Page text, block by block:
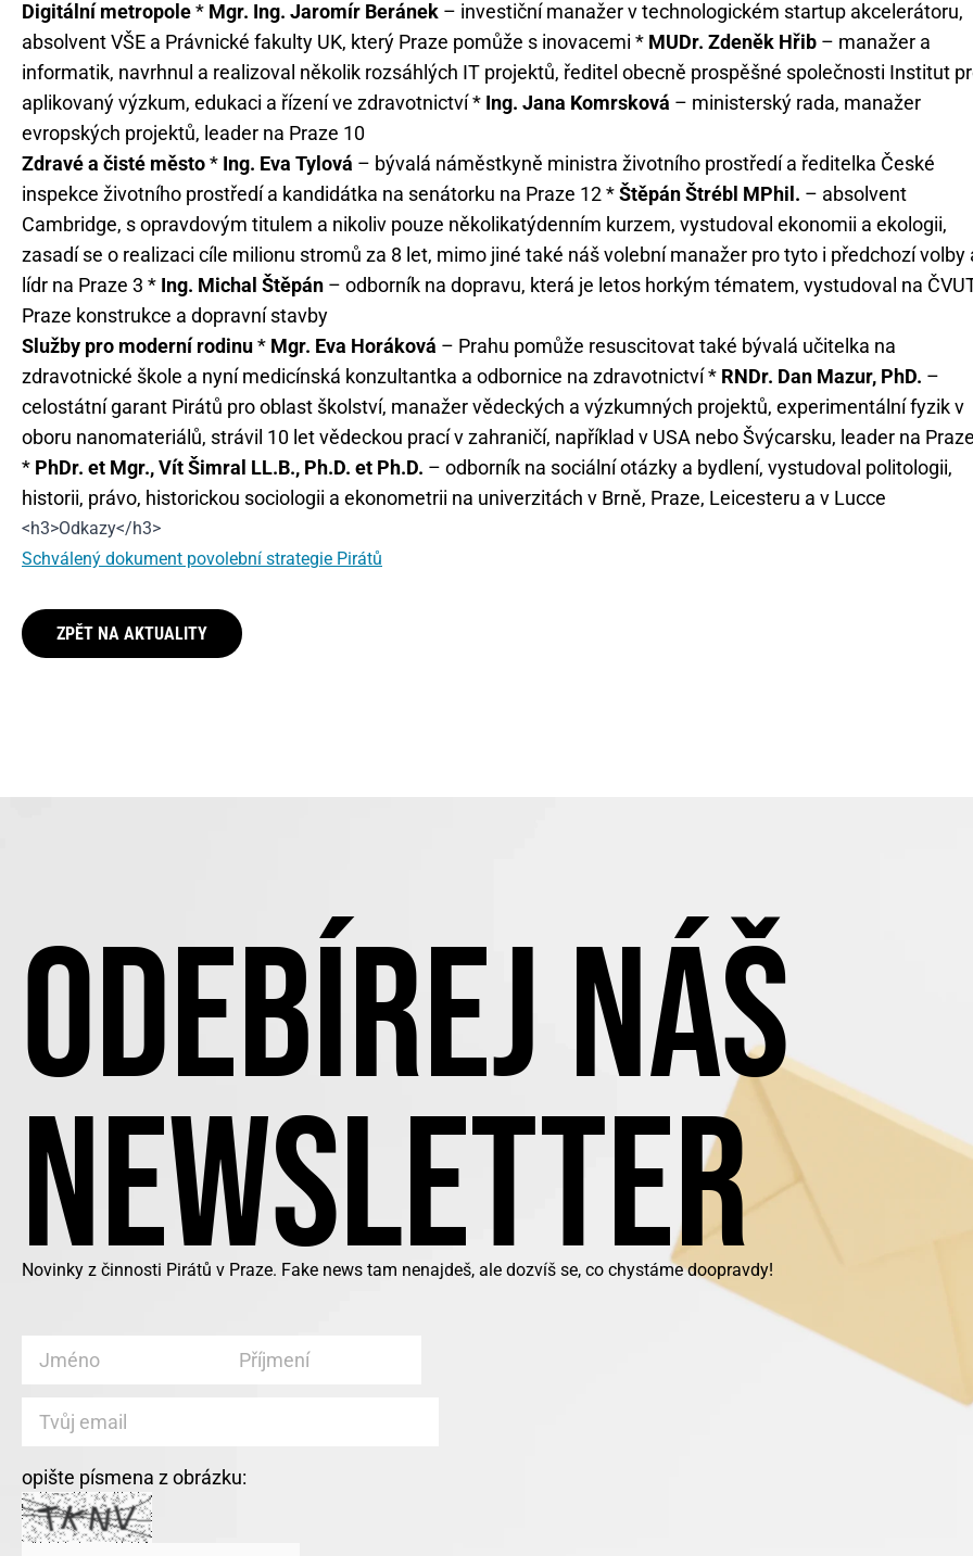
Digitální metropole* Mgr. Ing. Jaromír Beránek – investiční manažer v technologickém startup akcelerátoru,
absolvent VŠE a Právnické fakulty UK, který Praze pomůže s inovacemi * MUDr. Zdeněk Hřib – manažer a
informatik, navrhnul a realizoval několik rozsáhlých IT projektů, ředitel obecně prospěšné společnosti Institut
aplikovaný výzkum, edukaci a řízení ve zdravotnictví * Ing. Jana Komrsková – ministerský rada, manažer
evropských projektů, leader na Praze 10
Zdravé a čisté město* Ing. Eva Tylová – bývalá náměstkyně ministra životního prostředí a ředitelka České
inspekce životního prostředí a kandidátka na senátorku na Praze 12 *Štěpán Štrébl MPhil. – absolvent
Cambridge, s opravdovým titulem a nikoliv pouze několikatýdenním kurzem, vystudoval ekonomii a ekologii,
zasadí se o realizaci cíle milionu stromů za 8 let, mimo jiné také náš volební manažer pro tyto i předchozí volby
lídr na Praze 3 * Ing. Michal Štěpán – odborník na dopravu, která je letos horkým tématem, vystudoval na
Praze konstrukce a dopravní stavby
Služby pro moderní rodinu* Mgr. Eva Horáková – Prahu pomůže resuscitovat také bývalá učitelka na
zdravotnické škole a nyní medicínská konzultantka a odbornice na zdravotnictví * RNDr. Dan Mazur, PhD. –
celostátní garant Pirátů pro oblast školství, manažer vědeckých a výzkumných projektů, experimentální fyzik v
oboru nanomateriálů, strávil 10 let vědeckou prací v zahraničí, například v USA nebo Švýcarsku, leader na
* PhDr. et Mgr., Vít Šimral LL.B., Ph.D. et Ph.D. – odborník na sociální otázky a bydlení, vystudoval politologii,
historii, právo, historickou sociologii a ekonometrii na univerzitách v Brně, Praze, Leicesteru a v Lucce
<h3>Odkazy</h3>
Schválený dokument povolební strategie Pirátů
ZPĚT NA AKTUALITY
ODEBÍREJ NÁŠ
NEWSLETTER
Novinky z činnosti Pirátů v Praze. Fake news tam nenajdeš, ale dozvíš se, co chystáme doopravdy!
opište písmena z obrázku: